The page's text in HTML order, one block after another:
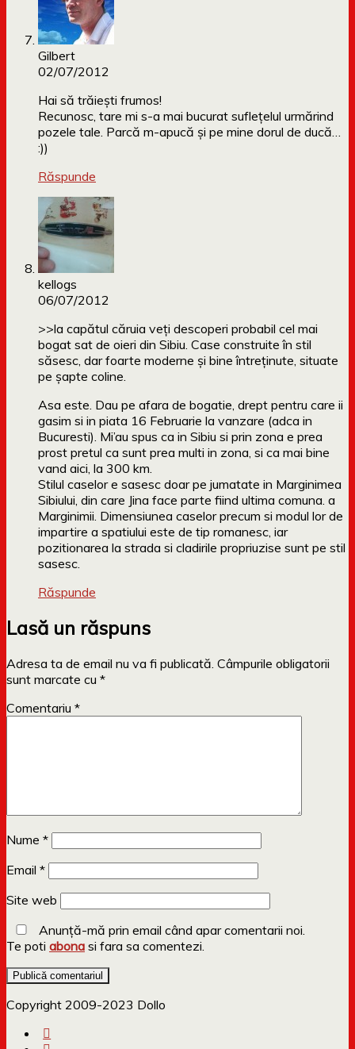
Gilbert
02/07/2012
Hai să trăieşti frumos!
Recunosc, tare mi s-a mai bucurat sufleţelul urmărind
pozele tale. Parcă m-apucă şi pe mine dorul de ducă…
:))
Răspunde
kellogs
06/07/2012
>>la capătul căruia veți descoperi probabil cel mai
bogat sat de oieri din Sibiu. Case construite în stil
săsesc, dar foarte moderne și bine întreținute, situate
pe șapte coline.
Asa este. Dau pe afara de bogatie, drept pentru care ii
gasim si in piata 16 Februarie la vanzare (adca in
Bucuresti). Mi’au spus ca in Sibiu si prin zona e prea
prost pretul ca sunt prea multi in zona, si ca mai bine
vand aici, la 300 km.
Stilul caselor e sasesc doar pe jumatate in Marginimea
Sibiului, din care Jina face parte fiind ultima comuna. a
Marginimii. Dimensiunea caselor precum si modul lor de
impartire a spatiului este de tip romanesc, iar
pozitionarea la strada si cladirile propriuzise sunt pe stil
sasesc.
Răspunde
Lasă un răspuns
Adresa ta de email nu va fi publicată. Câmpurile obligatorii
sunt marcate cu *
Comentariu *
Nume *
Email *
Site web
Anunță-mă prin email când apar comentarii noi.
Te poti abona si fara sa comentezi.
Copyright 2009-2023 Dollo